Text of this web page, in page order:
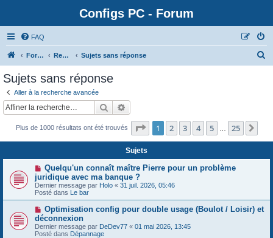
Configs PC - Forum
FAQ
Forum Rechercher Sujets sans réponse
Sujets sans réponse
Aller à la recherche avancée
Rechercher
Plus de 1000 résultats ont été trouvés Page 1sur25
1 2 3 4 5 25
Sujets
N
u
v
e
a
u
m
e
s
Quelqu'un connaît maître Pierre pour un problème
juridique avec ma banque ?
Dernier message par Holo « 31 juil. 2026, 05:46
Posté dans Le bar
N
o
u
v
e
Optimisation config pour double usage (Boulot / Loisir) et
déconnexion
Dernier message par DeDev77 « 01 mai 2026, 13:45
Posté dans Dépannage